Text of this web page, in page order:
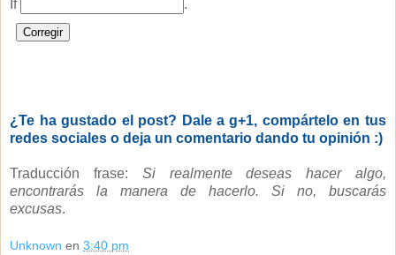
If
.
Corregir
¿Te ha gustado el post? Dale a g+1, compártelo en tus
redes sociales o deja un comentario dando tu opinión :)
Traducción frase: Si realmente deseas hacer algo,
encontrarás la manera de hacerlo. Si no, buscarás
excusas.
Unknownen3:40 pm